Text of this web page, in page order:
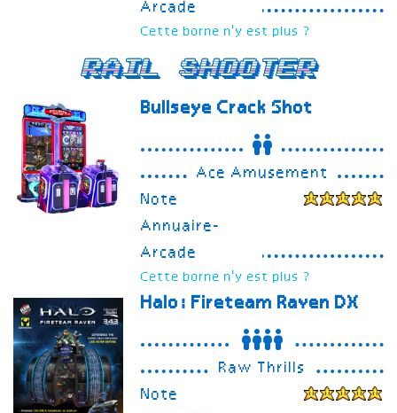
Arcade
Cette borne n'y est plus ?
Rail Shooter
Bullseye Crack Shot
Ace Amusement
Note
Annuaire-
Arcade
Cette borne n'y est plus ?
Halo: Fireteam RavenDX
Raw Thrills
Note